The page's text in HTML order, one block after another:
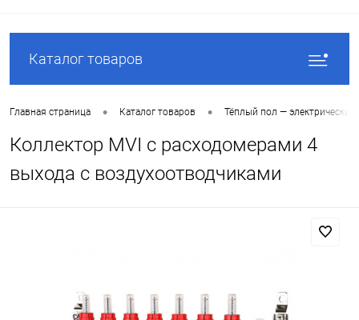
Каталог товаров
Главная страница • Каталог товаров • Тёплый пол —
Коллектор MVI с расходомерами 4
выхода с воздухоотводчиками